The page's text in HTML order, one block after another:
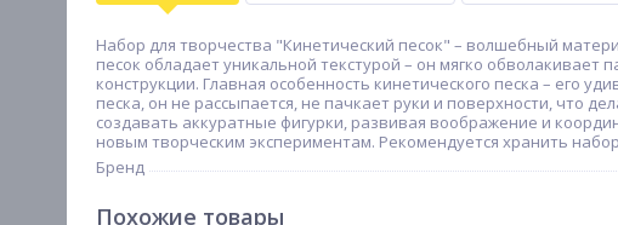
Набор для творчества "Кинетический песок" – волшебный
песок обладает уникальной текстурой – он мягко
конструкции. Главная особенность кинетического песка – его
песка, он не рассыпается, не пачкает руки и поверхности, что
создавать аккуратные фигурки, развивая воображение и
новым творческим экспериментам. Рекомендуется хранить
Бренд
Похожие товары